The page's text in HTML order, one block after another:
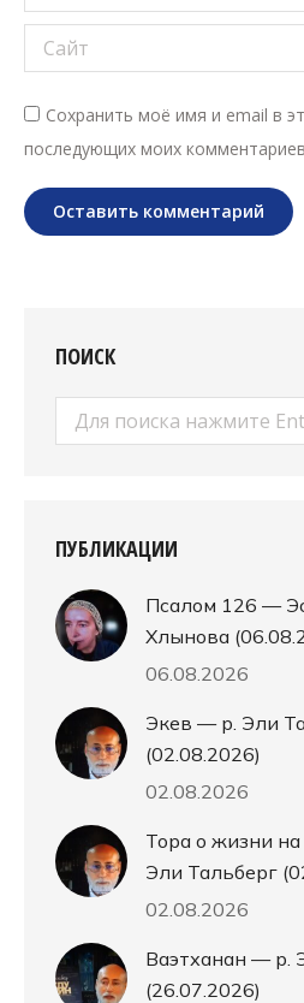
Сайт
Сохранить моё имя и email в
последующих моих
Оставить комментарий
ПОИСК
Поиск:
ПУБЛИКАЦИИ
Псалом 126 —
Хлынова
06.08.2026
Экев — р. Эли
(02.08.2026)
02.08.2026
Тора о жизни
Эли Тальберг
02.08.2026
Ваэтханан — р.
(26.07.2026)